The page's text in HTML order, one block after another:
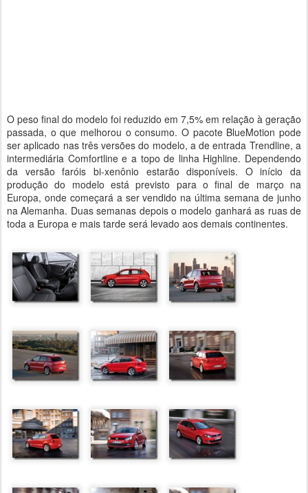
O peso final do modelo foi reduzido em 7,5% em relação à geração
passada, o que melhorou o consumo. O pacote BlueMotion pode
ser aplicado nas três versões do modelo, a de entrada Trendline, a
intermediária Comfortline e a topo de linha Highline. Dependendo
da versão faróis bi-xenônio estarão disponíveis. O início da
produção do modelo está previsto para o final de março na
Europa, onde começará a ser vendido na última semana de junho
na Alemanha. Duas semanas depois o modelo ganhará as ruas de
toda a Europa e mais tarde será levado aos demais continentes.